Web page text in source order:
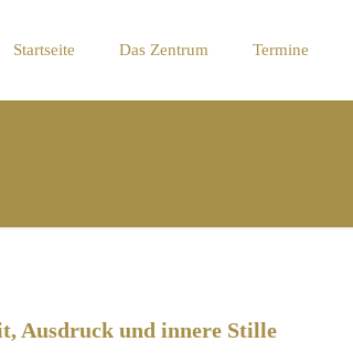
Startseite Das Zentrum Termine
Ausdruck und innere Stille